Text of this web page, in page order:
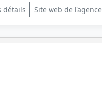
détails Site web de l'agence